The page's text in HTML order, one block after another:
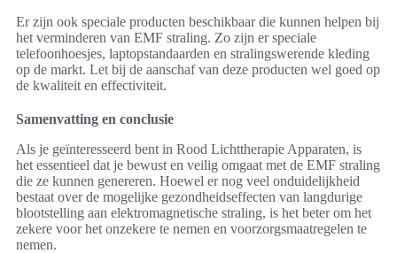
Er zijn ook speciale producten beschikbaar die kunnen helpen bij
het verminderen van EMF straling. Zo zijn er speciale
telefoonhoesjes, laptopstandaarden en stralingswerende kleding
op de markt. Let bij de aanschaf van deze producten wel goed op
de kwaliteit en effectiviteit.
Samenvatting en conclusie
Als je geïnteresseerd bent in Rood Lichttherapie Apparaten, is
het essentieel dat je bewust en veilig omgaat met de EMF straling
die ze kunnen genereren. Hoewel er nog veel onduidelijkheid
bestaat over de mogelijke gezondheidseffecten van langdurige
blootstelling aan elektromagnetische straling, is het beter om het
zekere voor het onzekere te nemen en voorzorgsmaatregelen te
nemen.